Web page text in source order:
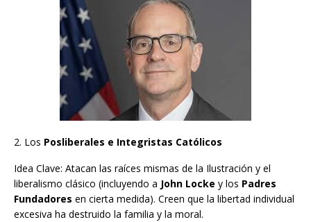
2. Los Posliberales e Integristas Católicos
Idea Clave: Atacan las raíces mismas de la Ilustración y el
liberalismo clásico (incluyendo a John Locke y los Padres
Fundadores en cierta medida). Creen que la libertad individual
excesiva ha destruido la familia y la moral.